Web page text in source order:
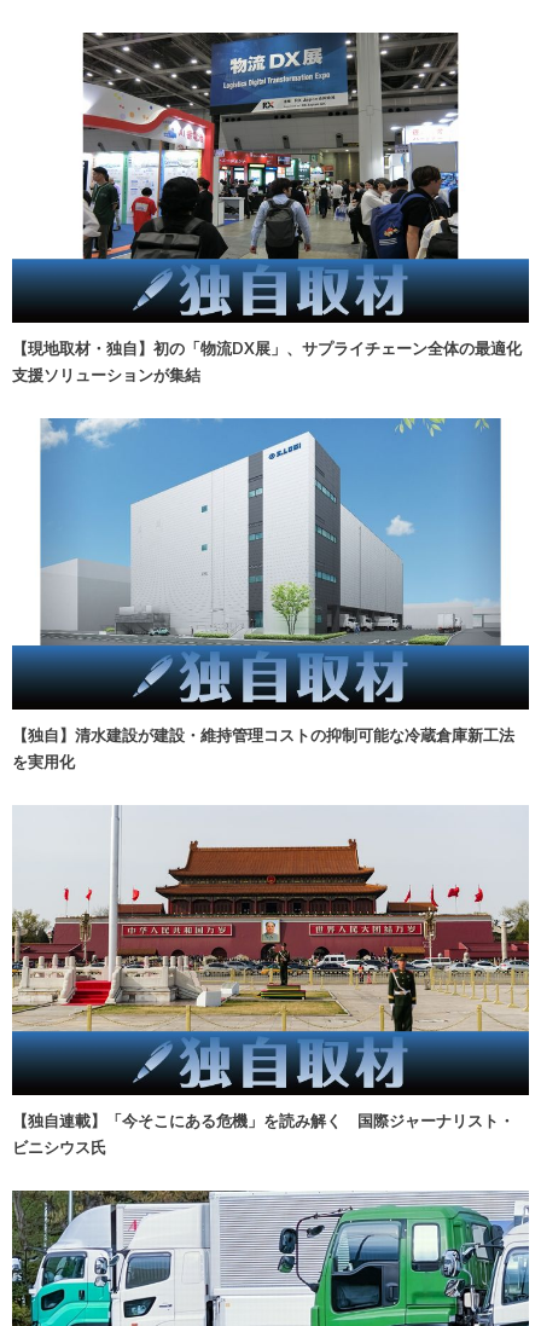
【現地取材・独自】初の「物流DX展」、サプライチェーン全体の最適化
支援ソリューションが集結
【独自】清水建設が建設・維持管理コストの抑制可能な冷蔵倉庫新工法
を実用化
【独自連載】「今そこにある危機」を読み解く 国際ジャーナリスト・
ビニシウス氏